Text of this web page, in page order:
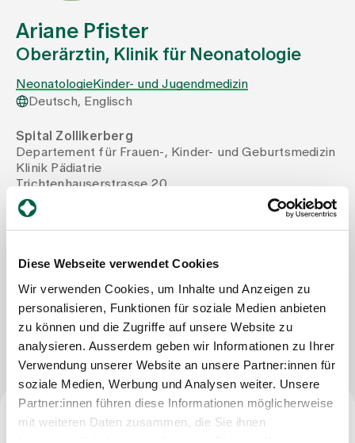
Diese Webseite verwendet Cookies
Wir verwenden Cookies, um Inhalte und Anzeigen zu
personalisieren, Funktionen für soziale Medien anbieten
zu können und die Zugriffe auf unsere Website zu
analysieren. Ausserdem geben wir Informationen zu Ihrer
Verwendung unserer Website an unsere Partner:innen für
soziale Medien, Werbung und Analysen weiter. Unsere
Partner:innen führen diese Informationen möglicherweise
mit weiteren Daten zusammen, die Sie ihnen
Aufenthalt
Team
Zuweisende
Events
Über uns
Jobs & Karriere
Kontakt
Babygalerie
Ariane Pfister
Oberärztin, Klinik für Neonatologie
NeonatologieKinder- und Jugendmedizin
Deutsch, Englisch
Spital Zollikerberg
Departement für Frauen-, Kinder- und Geburtsmedizin
Klinik Pädiatrie
Trichtenhauserstrasse 20
8125 Zollikerberg
Tel
Nachricht schreiben